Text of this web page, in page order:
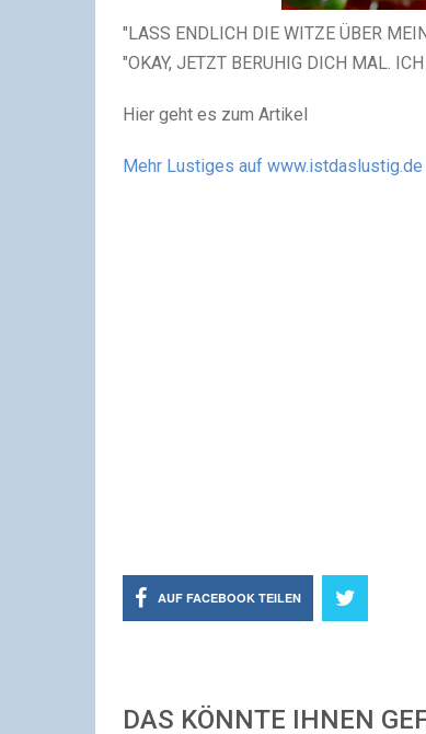
"LASS ENDLICH DIE WITZE ÜBER
"OKAY, JETZT BERUHIG DICH MAL.
Hier geht es zum Artikel
Mehr Lustiges auf www.istdaslustig.de
AUF FACEBOOK TEILEN
DAS KÖNNTE IHNEN